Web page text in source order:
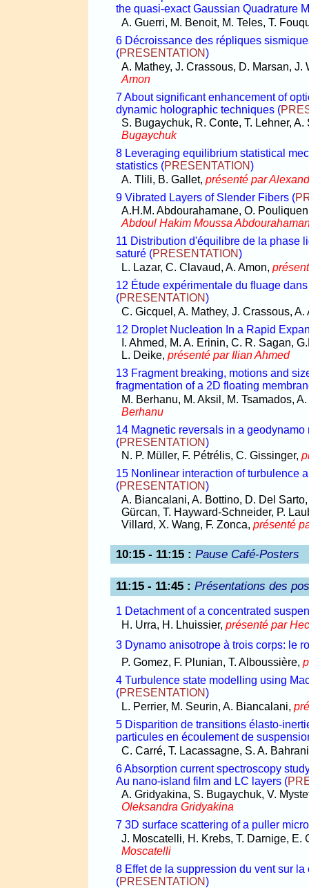
the quasi-exact Gaussian Quadrature
A. Guerri, M. Benoit, M. Teles, T.
6 Décroissance des répliques
(PRESENTATION)
A. Mathey, J. Crassous, D. Marsan, J.
Amon
7 About significant enhancement of
dynamic holographic techniques (
S. Bugaychuk, R. Conte, T. Lehner,
Bugaychuk
8 Leveraging equilibrium statistical
statistics (PRESENTATION)
A. Tlili, B. Gallet, présenté par
9 Vibrated Layers of Slender Fibers (
A.H.M. Abdourahamane, O.
Abdoul Hakim Moussa
11 Distribution d'équilibre de la phase
saturé (PRESENTATION)
L. Lazar, C. Clavaud, A. Amon,
12 Étude expérimentale du fluage
(PRESENTATION)
C. Gicquel, A. Mathey, J. Crassous,
12 Droplet Nucleation In a Rapid
I. Ahmed, M. A. Erinin, C. R. Sagan,
L. Deike, présenté par Ilian Ahmed
13 Fragment breaking, motions and
fragmentation of a 2D floating
M. Berhanu, M. Aksil, M. Tsamados,
Berhanu
14 Magnetic reversals in a
(PRESENTATION)
N. P. Müller, F. Pétrélis, C. Gissinger,
15 Nonlinear interaction of turbulence
(PRESENTATION)
A. Biancalani, A. Bottino, D. Del
Gürcan, T. Hayward-Schneider, P.
Villard, X. Wang, F. Zonca, présenté
10:15 - 11:15 :Pause Café­-Posters
11:15 - 11:45 :Présentations des
1 Detachment of a concentrated
H. Urra, H. Lhuissier, présenté par
3 Dynamo anisotrope à trois corps: le
P. Gomez, F. Plunian, T. Alboussière,
4 Turbulence state modelling using
(PRESENTATION)
L. Perrier, M. Seurin, A. Biancalani,
5 Disparition de transitions élasto-
particules en écoulement de
C. Carré, T. Lacassagne, S. A.
6 Absorption current spectroscopy
Au nano-island film and LC layers (
A. Gridyakina, S. Bugaychuk, V.
Oleksandra Gridyakina
7 3D surface scattering of a puller
J. Moscatelli, H. Krebs, T. Darnige, E.
Moscatelli
8 Effet de la suppression du vent sur
(PRESENTATION)